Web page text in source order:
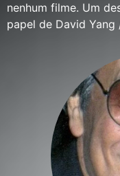
nenhum filme. Um
papel de David Yang